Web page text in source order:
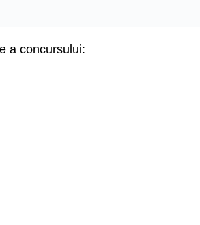
a concursului: